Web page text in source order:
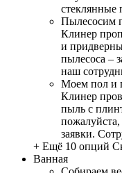
стеклянные
Пылесосим
Клинер
и
пылесоса –
наш
Моем пол и
Клинер
пыль с
заявки.
+ Ещё 10 опций
Ванная